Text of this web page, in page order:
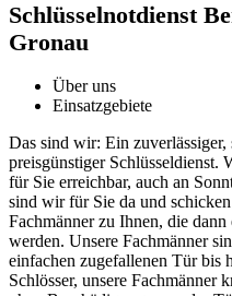
Schlüsselnotdienst
Gronau
Über uns
Einsatzgebiete
Das sind wir: Ein zuverlässiger,
preisgünstiger Schlüsseldienst.
für Sie erreichbar, auch an
sind wir für Sie da und
Fachmänner zu Ihnen, die
werden. Unsere Fachmänner
einfachen zugefallenen Tür bis
Schlösser, unsere Fachmänner